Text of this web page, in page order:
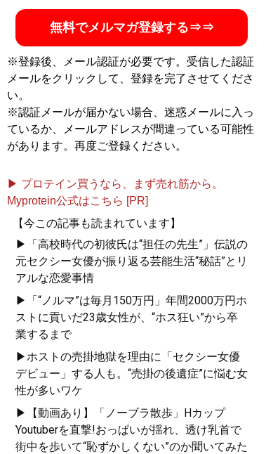
無料でメルマガ登録する⇒⇒
※登録後、メール認証が必要です。受信した認証
メールをクリックして、登録を完了させてくださ
い。
※認証メールが届かない場合、迷惑メールに入っ
ているか、メールアドレスが間違っている可能性
があります。再度ご登録ください。
▶ プロテイン買うなら、まず売れ筋から。
Myprotein公式はこちら [PR]
【今この記事も読まれています】
▶「高校時代の初彼氏は“担任の先生”」伝説の
元セクシー女優が振り返る芸能生活“秘話”とリ
アルな恋愛事情
▶「“ノルマ”は毎月150万円」年間2000万円ホ
ストに貢いだ23歳女性が、“ホス狂い”から卒
業するまで
▶ホストの売掛地獄を理由に「セクシー女優
デビュー」する人も。“売掛の後遺症”に悩む女
性が多いワケ
▶【動画あり】「ノーブラ散歩」Hカップ
Youtuberを直撃!おっぱいが揺れ、透け乳首で
街中を歩いて“恥ずかしくない”のか聞いてみた